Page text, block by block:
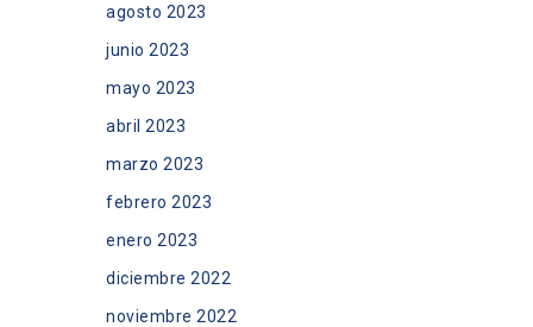
agosto 2023
junio 2023
mayo 2023
abril 2023
marzo 2023
febrero 2023
enero 2023
diciembre 2022
noviembre 2022